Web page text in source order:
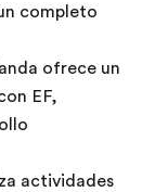
completo
ofrece un
EF,
actividades